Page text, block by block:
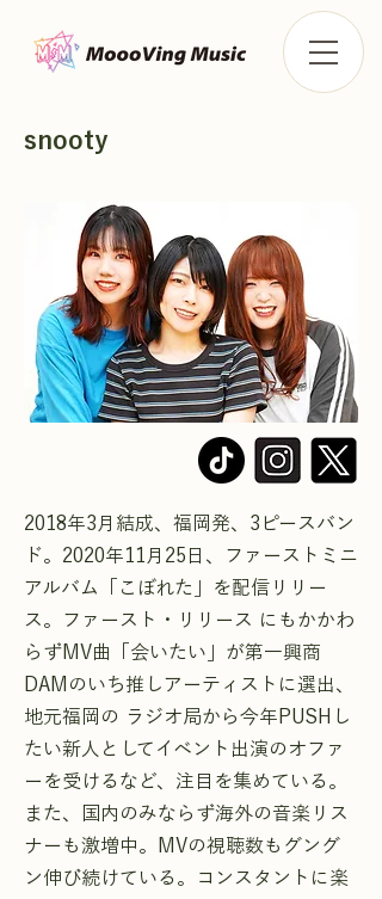
2018年3月結成、福岡発、3ピースバン
ド。2020年11月25日、ファーストミニ
アルバム「こぼれた」を配信リリー
ス。ファースト・リリース にもかかわ
らずMV曲「会いたい」が第一興商
DAMのいち推しアーティストに選出、
地元福岡の ラジオ局から今年PUSHし
たい新人としてイベント出演のオファ
ーを受けるなど、注目を集めている。
また、国内のみならず海外の音楽リス
ナーも激増中。MVの視聴数もグング
ン伸び続けている。コンスタントに楽
snooty